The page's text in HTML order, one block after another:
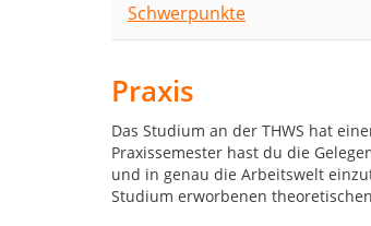
Schwerpunkte
Praxis
Das Studium an der THWS hat
Praxissemester hast du die
und in genau die Arbeitswelt
Studium erworbenen